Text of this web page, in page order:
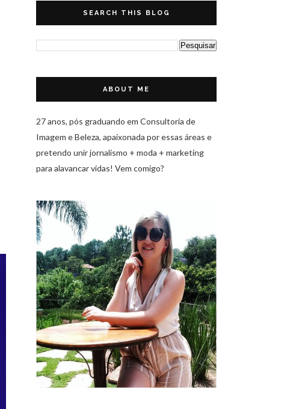
SEARCH THIS BLOG
ABOUT ME
27 anos, pós graduando em Consultoria de
Imagem e Beleza, apaixonada por essas áreas e
pretendo unir jornalismo + moda + marketing
para alavancar vidas! Vem comigo?